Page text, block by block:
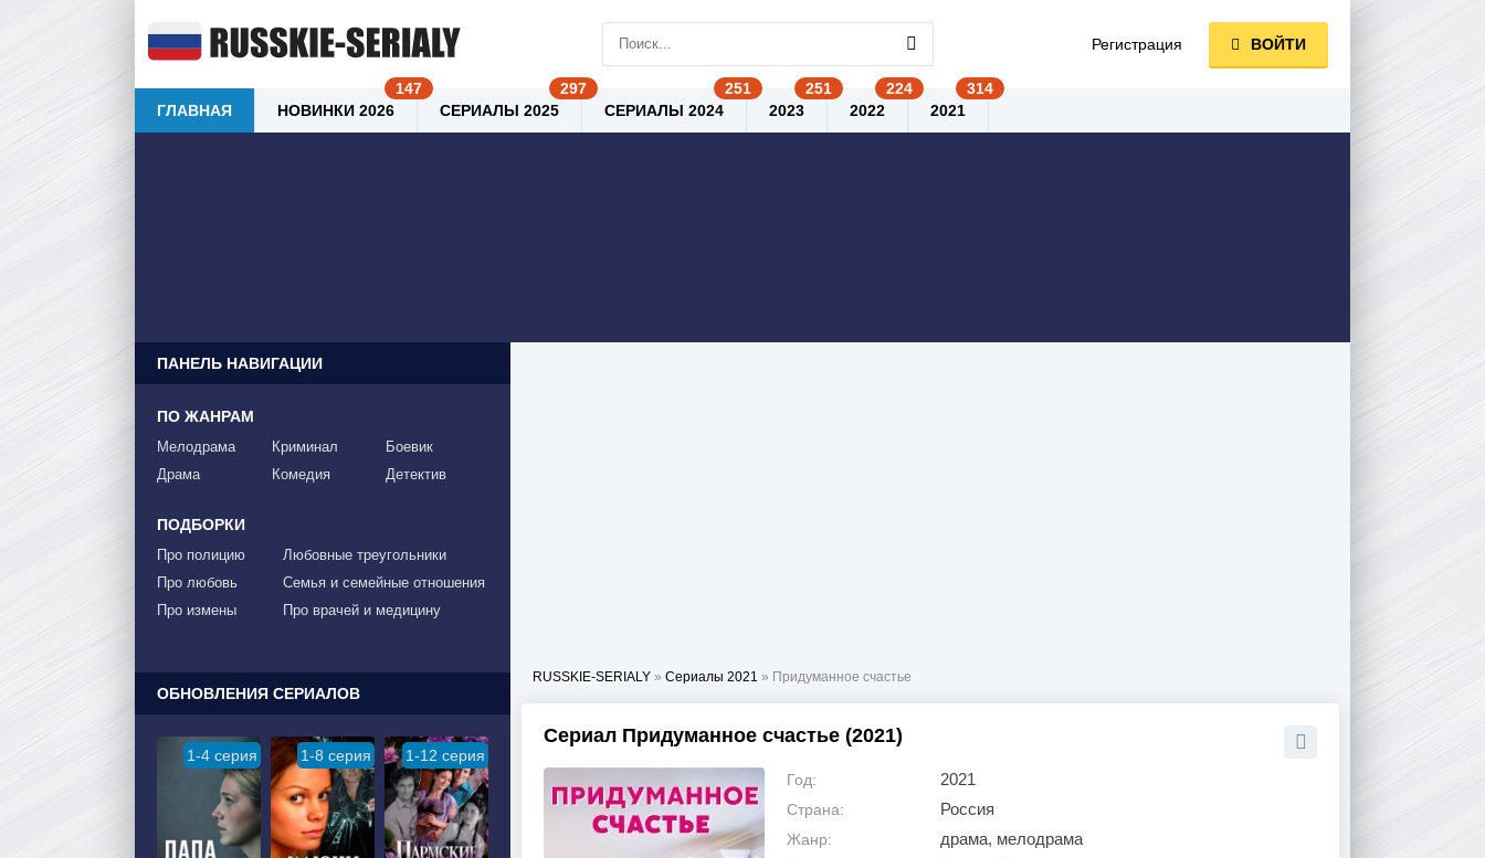
RUSSKIE-SERIALY » Сериалы 2021 » Придуманное счастье
Сериал Придуманное счастье (2021)
Год: 2021
Страна: Россия
Жанр: драма, мелодрама
ПАНЕЛЬ НАВИГАЦИИ
ПО ЖАНРАМ
Мелодрама
Драма
Криминал
Комедия
Боевик
Детектив
ПОДБОРКИ
Про полицию
Про любовь
Про измены
Любовные треугольники
Семья и семейные отношения
Про врачей и медицину
ОБНОВЛЕНИЯ СЕРИАЛОВ
1-4 серия 1-8 серия 1-12 серия
Регистрация ВОЙТИ
ГЛАВНАЯ НОВИНКИ 2026 СЕРИАЛЫ 2025 СЕРИАЛЫ 2024 2023 2022 2021